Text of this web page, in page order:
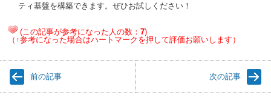
ティ基盤を構築できます。ぜひお試しください！
(この記事が参考になった人の数： 7)
（↑参考になった場合はハートマークを押して評価お願いします）
前の記事 次の記事